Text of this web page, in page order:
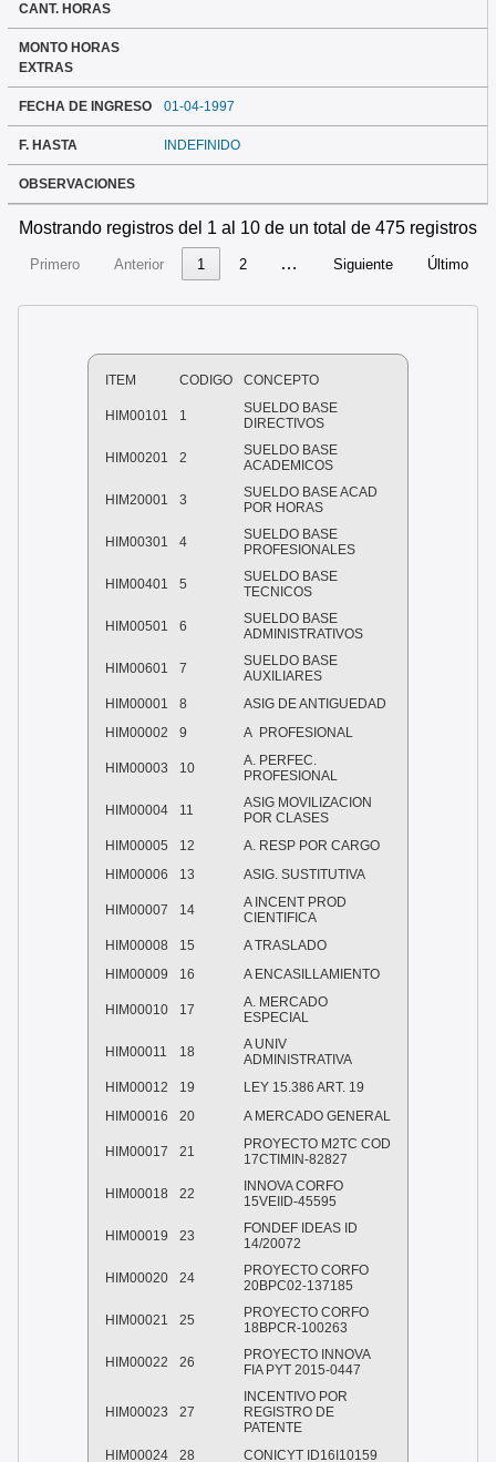
CANT. HORAS
MONTO HORAS
EXTRAS
FECHA DE INGRESO 01-04-1997
F. HASTA INDEFINIDO
OBSERVACIONES
Mostrando registros del 1 al 10 de un total de 475 registros
Primero Anterior 1 2 … Siguiente Último
ITEM CODIGO CONCEPTO
HIM00101 1
SUELDO BASE
DIRECTIVOS
HIM00201 2
SUELDO BASE
ACADEMICOS
HIM20001 3
SUELDO BASE ACAD
POR HORAS
HIM00301 4
SUELDO BASE
PROFESIONALES
HIM00401 5
SUELDO BASE
TECNICOS
HIM00501 6
SUELDO BASE
ADMINISTRATIVOS
HIM00601 7
SUELDO BASE
AUXILIARES
HIM00001
8
ASIG DE ANTIGUEDAD
HIM00002
9 A PROFESIONAL
HIM00003 10
A. PERFEC.
PROFESIONAL
HIM00004 11
ASIG MOVILIZACION
POR CLASES
HIM00005
12
A. RESP POR CARGO
HIM00006
13 ASIG. SUSTITUTIVA
HIM00007 14
A INCENT PROD
CIENTIFICA
HIM00008
15
A TRASLADO
HIM00009
16 A ENCASILLAMIENTO
HIM00010 17
A. MERCADO
ESPECIAL
HIM00011 18
A UNIV
ADMINISTRATIVA
HIM00012
19
LEY 15.386 ART. 19
HIM00016
20 A MERCADO GENERAL
HIM00017 21
PROYECTO M2TC COD
17CTIMIN-82827
HIM00018 22
INNOVA CORFO
15VEIID-45595
HIM00019 23
FONDEF IDEAS ID
14/20072
HIM00020 24
PROYECTO CORFO
20BPC02-137185
HIM00021 25
PROYECTO CORFO
18BPCR-100263
HIM00022 26
PROYECTO INNOVA
FIA PYT 2015-0447
HIM00023 27
INCENTIVO POR
REGISTRO DE
PATENTE
HIM00024
28 CONICYT ID16I10159